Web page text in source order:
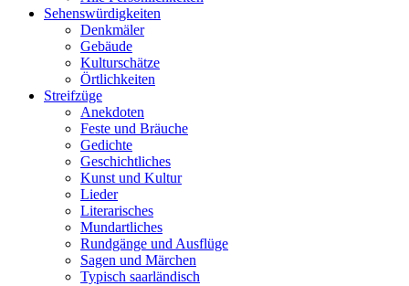
Sehenswürdigkeiten
Denkmäler
Gebäude
Kulturschätze
Örtlichkeiten
Streifzüge
Anekdoten
Feste und Bräuche
Gedichte
Geschichtliches
Kunst und Kultur
Lieder
Literarisches
Mundartliches
Rundgänge und Ausflüge
Sagen und Märchen
Typisch saarländisch